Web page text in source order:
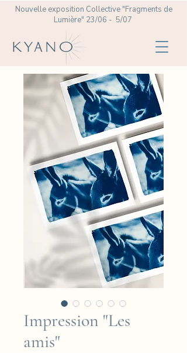
Nouvelle exposition Collective "Fragments de
Lumière" 23/06 - 5/07
Impression "Les
amis"